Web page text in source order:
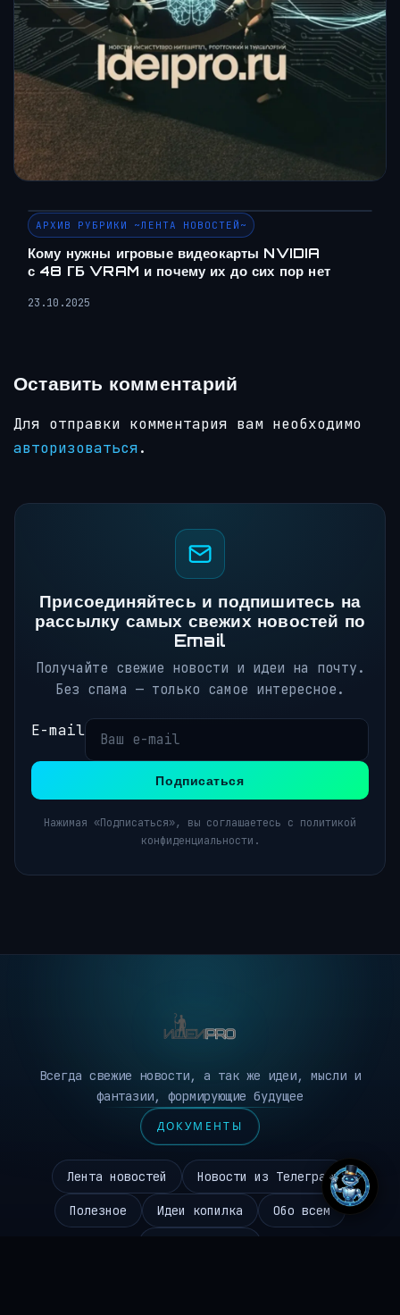
АРХИВ РУБРИКИ ~ЛЕНТА НОВОСТЕЙ~
Кому нужны игровые видеокарты NVIDIA
с 48 ГБ VRAM и почему их до сих пор нет
23.10.2025
Оставить комментарий
Для отправки комментария вам необходимо
авторизоваться.
Присоединяйтесь и подпишитесь на
рассылку самых свежих новостей по
Email
Получайте свежие новости и идеи на почту.
Без спама — только самое интересное.
E-mail
Подписаться
Нажимая «Подписаться», вы соглашаетесь с политикой
конфиденциальности.
Всегда свежие новости, а так же идеи, мысли и
фантазии, формирующие будущее
ДОКУМЕНТЫ
Лента новостей Новости из Телеграм
Полезное Идеи копилка Обо всем